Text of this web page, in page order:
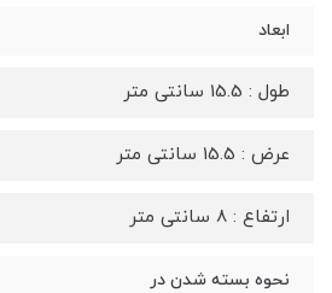
ابعاد
طول : 15.5 سانتی متر
عرض : 15.5 سانتی متر
ارتفاع : 8 سانتی متر
نحوه بسته شدن در